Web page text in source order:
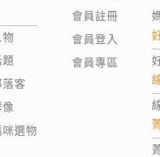
物
客
選物
會員註冊
會員登入
會員專區